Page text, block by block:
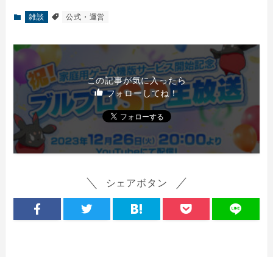
雑談 公式・運営
この記事が気に入ったら
フォローしてね！
シェアボタン